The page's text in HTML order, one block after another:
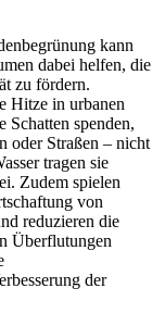
kann
dabei helfen, die
zu fördern.
Hitze in urbanen
Schatten spenden,
oder Straßen – nicht
tragen sie
Zudem spielen
von
reduzieren die
Überflutungen
der